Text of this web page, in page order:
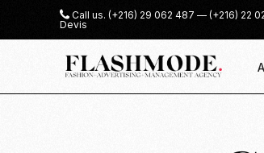
Call us. (+216) 29 062 487 — (+216) 22
Devis